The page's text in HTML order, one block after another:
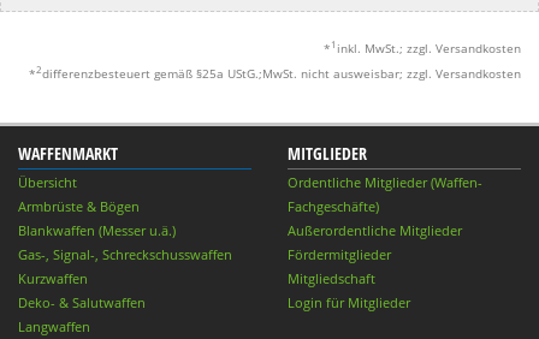
* 1 inkl. MwSt.; zzgl. Versandkosten
*2differenzbesteuert gemäß §25a UStG.;MwSt. nicht ausweisbar; zzgl. Versandkosten
WAFFENMARKT
Übersicht
Armbrüste & Bögen
Blankwaffen (Messer u.ä.)
Gas-, Signal-, Schreckschusswaffen
Kurzwaffen
Deko- & Salutwaffen
Langwaffen
MITGLIEDER
Ordentliche Mitglieder (Waffen-
Fachgeschäfte)
Außerordentliche Mitglieder
Fördermitglieder
Mitgliedschaft
Login für Mitglieder